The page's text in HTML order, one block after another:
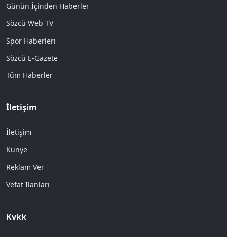
Günün İçinden Haberler
Sözcü Web TV
Spor Haberleri
Sözcü E-Gazete
Tüm Haberler
İletişim
İletişim
Künye
Reklam Ver
Vefat İlanları
Kvkk